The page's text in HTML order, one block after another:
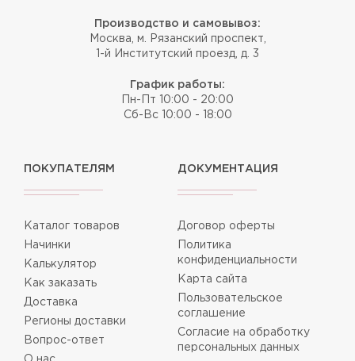
Производство и самовывоз:
Москва, м. Рязанский проспект,
1-й Институтский проезд, д. 3
График работы:
Пн-Пт 10:00 - 20:00
Сб-Вс 10:00 - 18:00
ПОКУПАТЕЛЯМ
Каталог товаров
Начинки
Калькулятор
Как заказать
Доставка
Регионы доставки
Вопрос-ответ
О нас
ДОКУМЕНТАЦИЯ
Договор оферты
Политика
конфиденциальности
Карта сайта
Пользовательское
соглашение
Согласие на обработку
персональных данных